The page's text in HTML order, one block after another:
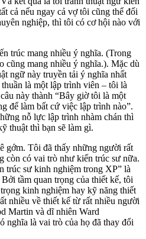
cả nếu ngay cả vợ tôi cũng thể đối
nghiệp, thì tôi có cơ hội nào với
trúc mang nhiều ý nghĩa. (Trong
cũng mang nhiều ý nghĩa.). Mặc dù
ngữ này truyền tải ý nghĩa nhất
là một lập trình viên – tôi là
này thành “Bây giờ tôi là một
để làm bất cứ việc lập trình nào”.
nỗ lực lập trình nhàm chán thì
thuật thì bạn sẽ làm gì.
gớm. Tôi đã thấy những người rất
còn có vai trò như kiến trúc sư nữa.
trúc sư kinh nghiệm trong XP” là
tầm quan trọng của thiết kế, tôi
kinh nghiệm hay kỹ năng thiết
nhiều về thiết kế từ rất nhiều người
Martin và dĩ nhiên Ward
nghĩa là vai trò của họ đã thay đổi